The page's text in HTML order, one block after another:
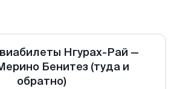
Нгурах-Рай —
Бенитез (туда и
обратно)